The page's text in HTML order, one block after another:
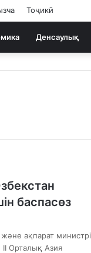
Тоҷикӣ
Денсаулық
баспасөз
ақпарат министрі
II Орталық Азия